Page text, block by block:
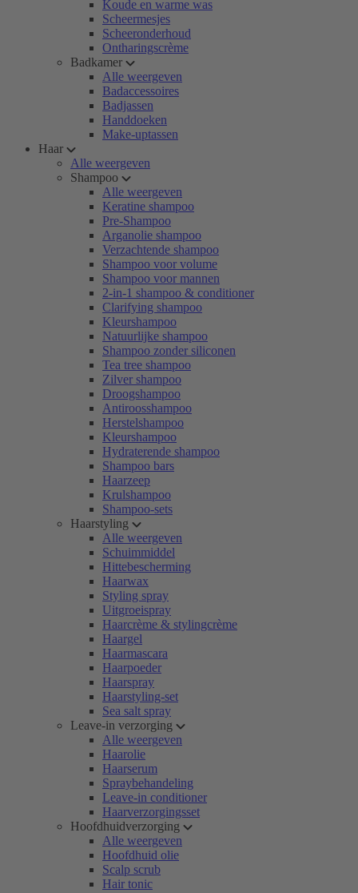
Koude en warme was
Scheermesjes
Scheeronderhoud
Ontharingscrème
Badkamer
Alle weergeven
Badaccessoires
Badjassen
Handdoeken
Make-uptassen
Haar
Alle weergeven
Shampoo
Alle weergeven
Keratine shampoo
Pre-Shampoo
Arganolie shampoo
Verzachtende shampoo
Shampoo voor volume
Shampoo voor mannen
2-in-1 shampoo & conditioner
Clarifying shampoo
Kleurshampoo
Natuurlijke shampoo
Shampoo zonder siliconen
Tea tree shampoo
Zilver shampoo
Droogshampoo
Antiroosshampoo
Herstelshampoo
Kleurshampoo
Hydraterende shampoo
Shampoo bars
Haarzeep
Krulshampoo
Shampoo-sets
Haarstyling
Alle weergeven
Schuimmiddel
Hittebescherming
Haarwax
Styling spray
Uitgroeispray
Haarcrème & stylingcrème
Haargel
Haarmascara
Haarpoeder
Haarspray
Haarstyling-set
Sea salt spray
Leave-in verzorging
Alle weergeven
Haarolie
Haarserum
Spraybehandeling
Leave-in conditioner
Haarverzorgingsset
Hoofdhuidverzorging
Alle weergeven
Hoofdhuid olie
Scalp scrub
Hair tonic